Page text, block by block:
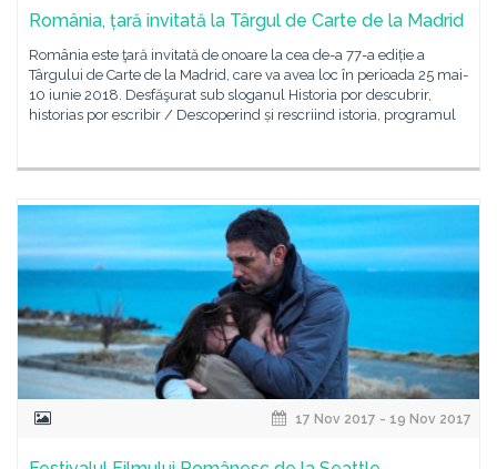
România, țară invitată la Târgul de Carte de la Madrid
România este ţară invitată de onoare la cea de-a 77-a ediție a
Târgului de Carte de la Madrid, care va avea loc în perioada 25 mai-
10 iunie 2018. Desfăşurat sub sloganul Historia por descubrir,
historias por escribir / Descoperind și rescriind istoria, programul
17 Nov 2017 - 19 Nov 2017